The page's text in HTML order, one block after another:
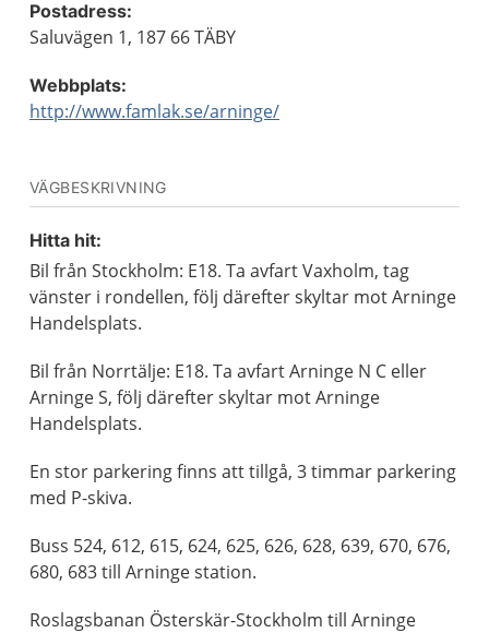
Postadress:
Saluvägen 1, 187 66 TÄBY
Webbplats:
http://www.famlak.se/arninge/
VÄGBESKRIVNING
Hitta hit:
Bil från Stockholm: E18. Ta avfart Vaxholm, tag
vänster i rondellen, följ därefter skyltar mot Arninge
Handelsplats.
Bil från Norrtälje: E18. Ta avfart Arninge N C eller
Arninge S, följ därefter skyltar mot Arninge
Handelsplats.
En stor parkering finns att tillgå, 3 timmar parkering
med P-skiva.
Buss 524, 612, 615, 624, 625, 626, 628, 639, 670, 676,
680, 683 till Arninge station.
Roslagsbanan Österskär-Stockholm till Arninge